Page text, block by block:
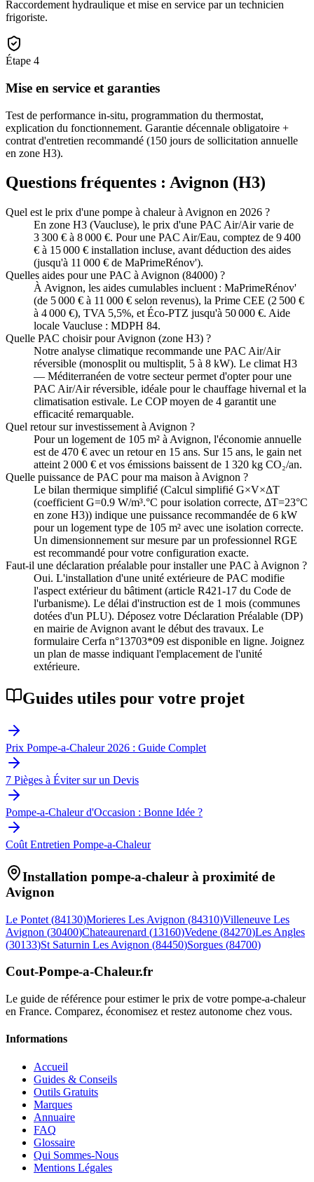
Raccordement hydraulique et mise en service par un technicien
frigoriste.
Étape 4
Mise en service et garanties
Test de performance in-situ, programmation du thermostat,
explication du fonctionnement. Garantie décennale obligatoire +
contrat d'entretien recommandé (150 jours de sollicitation annuelle
en zone H3).
Questions fréquentes : Avignon (H3)
Quel est le prix d'une pompe à chaleur à Avignon en 2026 ?
En zone H3 (Vaucluse), le prix d'une PAC Air/Air varie de
3 300 € à 8 000 €. Pour une PAC Air/Eau, comptez de 9 400
€ à 15 000 € installation incluse, avant déduction des aides
(jusqu'à 11 000 € de MaPrimeRénov').
Quelles aides pour une PAC à Avignon (84000) ?
À Avignon, les aides cumulables incluent : MaPrimeRénov'
(de 5 000 € à 11 000 € selon revenus), la Prime CEE (2 500 €
à 4 000 €), TVA 5,5%, et Éco-PTZ jusqu'à 50 000 €. Aide
locale Vaucluse : MDPH 84.
Quelle PAC choisir pour Avignon (zone H3) ?
Notre analyse climatique recommande une PAC Air/Air
réversible (monosplit ou multisplit, 5 à 8 kW). Le climat H3
— Méditerranéen de votre secteur permet d'opter pour une
PAC Air/Air réversible, idéale pour le chauffage hivernal et la
climatisation estivale. Le COP moyen de 4 garantit une
efficacité remarquable.
Quel retour sur investissement à Avignon ?
Pour un logement de 105 m² à Avignon, l'économie annuelle
est de 470 € avec un retour en 15 ans. Sur 15 ans, le gain net
atteint 2 000 € et vos émissions baissent de 1 320 kg CO₂/an.
Quelle puissance de PAC pour ma maison à Avignon ?
Le bilan thermique simplifié (Calcul simplifié G×V×ΔT
(coefficient G=0.9 W/m³.°C pour isolation correcte, ΔT=23°C
en zone H3)) indique une puissance recommandée de 6 kW
pour un logement type de 105 m² avec une isolation correcte.
Un dimensionnement sur mesure par un professionnel RGE
est recommandé pour votre configuration exacte.
Faut-il une déclaration préalable pour installer une PAC à Avignon ?
Oui. L'installation d'une unité extérieure de PAC modifie
l'aspect extérieur du bâtiment (article R421-17 du Code de
l'urbanisme). Le délai d'instruction est de 1 mois (communes
dotées d'un PLU). Déposez votre Déclaration Préalable (DP)
en mairie de Avignon avant le début des travaux. Le
formulaire Cerfa n°13703*09 est disponible en ligne. Joignez
un plan de masse indiquant l'emplacement de l'unité
extérieure.
Guides utiles pour votre projet
Prix Pompe-a-Chaleur 2026 : Guide Complet
7 Pièges à Éviter sur un Devis
Pompe-a-Chaleur d'Occasion : Bonne Idée ?
Coût Entretien Pompe-a-Chaleur
Installation pompe-a-chaleur à proximité de
Avignon
Le Pontet (84130)Morieres Les Avignon (84310)Villeneuve Les
Avignon (30400)Chateaurenard (13160)Vedene (84270)Les Angles
(30133)St Saturnin Les Avignon (84450)Sorgues (84700)
Cout-Pompe-a-Chaleur.fr
Le guide de référence pour estimer le prix de votre pompe-a-chaleur
en France. Comparez, économisez et restez autonome chez vous.
Informations
Accueil
Guides & Conseils
Outils Gratuits
Marques
Annuaire
FAQ
Glossaire
Qui Sommes-Nous
Mentions Légales